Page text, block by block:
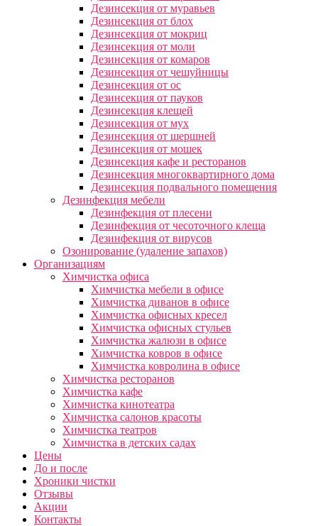
Дезинсекция от муравьев
Дезинсекция от блох
Дезинсекция от мокриц
Дезинсекция от моли
Дезинсекция от комаров
Дезинсекция от чешуйницы
Дезинсекция от ос
Дезинсекция от пауков
Дезинсекция клещей
Дезинсекция от мух
Дезинсекция от шершней
Дезинсекция от мошек
Дезинсекция кафе и ресторанов
Дезинсекция многоквартирного дома
Дезинсекция подвального помещения
Дезинфекция мебели
Дезинфекция от плесени
Дезинфекция от чесоточного клеща
Дезинфекция от вирусов
Озонирование (удаление запахов)
Организациям
Химчистка офиса
Химчистка мебели в офисе
Химчистка диванов в офисе
Химчистка офисных кресел
Химчистка офисных стульев
Химчистка жалюзи в офисе
Химчистка ковров в офисе
Химчистка ковролина в офисе
Химчистка ресторанов
Химчистка кафе
Химчистка кинотеатра
Химчистка салонов красоты
Химчистка театров
Химчистка в детских садах
Цены
До и после
Хроники чистки
Отзывы
Акции
Контакты